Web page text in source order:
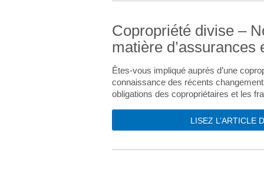
Copropriété divise –
matière
Êtes-vous impliqué auprès d’une
connaissance des récents
obligations des copropriétaires et les
LISEZ L’ARTICLE